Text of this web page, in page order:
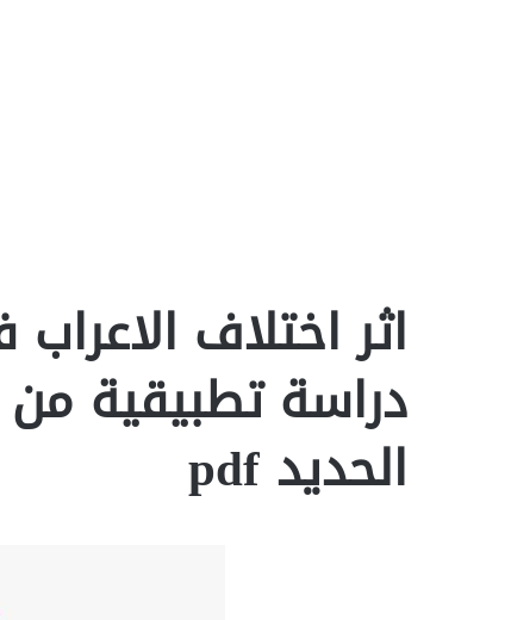
اثر اختلاف
دراسة تطبيقية
الحديد pdf